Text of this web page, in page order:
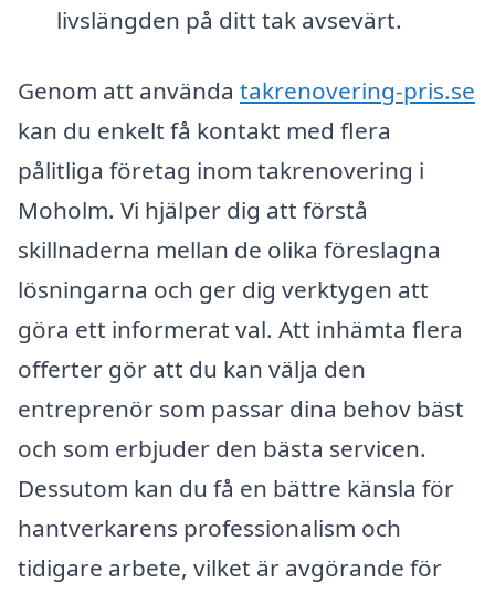
livslängden på ditt tak avsevärt.
Genom att använda takrenovering-pris.se
kan du enkelt få kontakt med flera
pålitliga företag inom takrenovering i
Moholm. Vi hjälper dig att förstå
skillnaderna mellan de olika föreslagna
lösningarna och ger dig verktygen att
göra ett informerat val. Att inhämta flera
offerter gör att du kan välja den
entreprenör som passar dina behov bäst
och som erbjuder den bästa servicen.
Dessutom kan du få en bättre känsla för
hantverkarens professionalism och
tidigare arbete, vilket är avgörande för